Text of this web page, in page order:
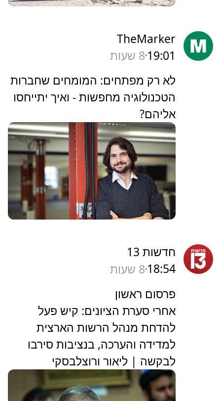
TheMarker
19:01 8 שעות
‏לא רק מפתחים: המומחים שחברות
הטכנולוגיה מחפשות - ואיך יתייחסו
אליהם?
חדשות 13
18:54 8 שעות
פרסום ראשון
אחרי סערת הציונים: קיש פעל
להדחת מנהל הרשות הארצית
למדידה והערכה, בנציבות סירבו
לבקשה | ליאור ורוצלבסקי